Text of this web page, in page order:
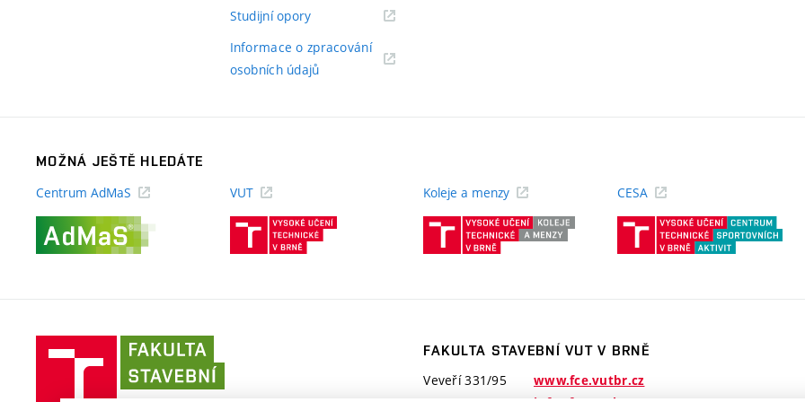
Studijní opory(externí
Informace o zpracování
osobních údajů(externí
MOŽNÁ JEŠTĚ HLEDÁTE
Centrum AdMaS
VUT
(externí
Koleje a menzy
(externí
CESA
stavební
VUT
FAKULTA STAVEBNÍ VUT V BRNĚ
Veveří 331/95
www.fce.vutbr.cz